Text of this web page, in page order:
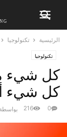
الرئيسية تكنولوجيا
تكنولوجيا
كل شيء
كل شيء
بواسطة 0
216